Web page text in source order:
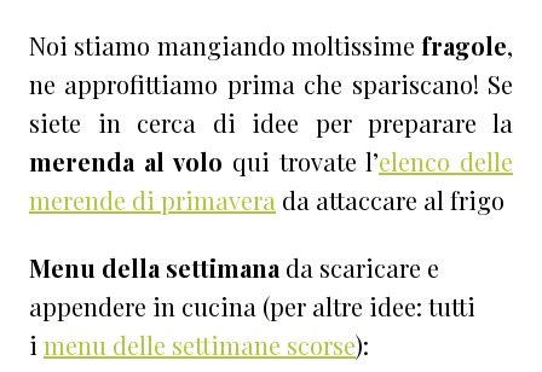
Noi stiamo mangiando moltissime fragole,
ne approfittiamo prima che spariscano! Se
siete in cerca di idee per preparare la
merenda al volo qui trovate l’elenco delle
merende di primavera da attaccare al frigo
Menu della settimana da scaricare e
appendere in cucina (per altre idee: tutti
i menu delle settimane scorse):